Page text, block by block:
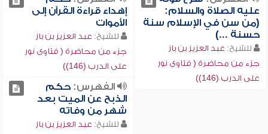
عليه الصلاة والسلام:
(من سن في الإسلام سنة
حسنة ...)
للشيخ: عبد العزيز بن باز
جزء من محاضرة ( فتاوى نور
على الدرب (146))
إهداء قراءة القرآن إلى
الأموات
للشيخ: عبد العزيز بن باز
جزء من محاضرة ( فتاوى نور
على الدرب (146))
الفهرس:حكم
الذبح عن الميت بعد
شهر من وفاته
للشيخ: عبد العزيز بن باز